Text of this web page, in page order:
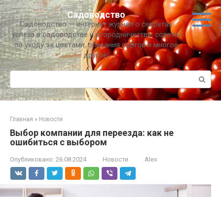
Перейти
к
контенту
Садоводство
Садоводство — интернет журнал о секретах
успеха в садоводстве и огородничестве, советы
по уходу за цветами, описания сортов и многое
другое!
Поиск:
Главная » Новости
Выбор компании для переезда: как не
ошибиться с выбором
Опубликовано: 26.08.2024 Новости Alex